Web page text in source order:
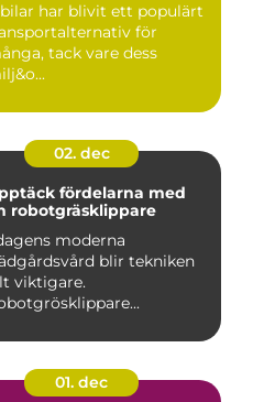
har blivit ett populärt
för
tack vare dess
02. dec
fördelarna med
robotgräsklippare
moderna
blir tekniken
viktigare.
01. dec